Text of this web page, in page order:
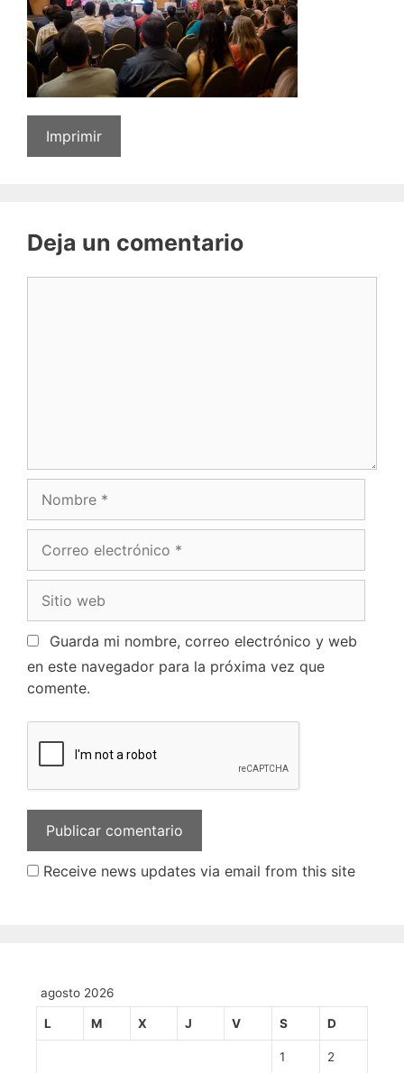
Imprimir
Deja un comentario
Guarda mi nombre, correo electrónico y web
en este navegador para la próxima vez que
comente.
Receive news updates via email from this site
agosto 2026
L M X J V S D
1 2